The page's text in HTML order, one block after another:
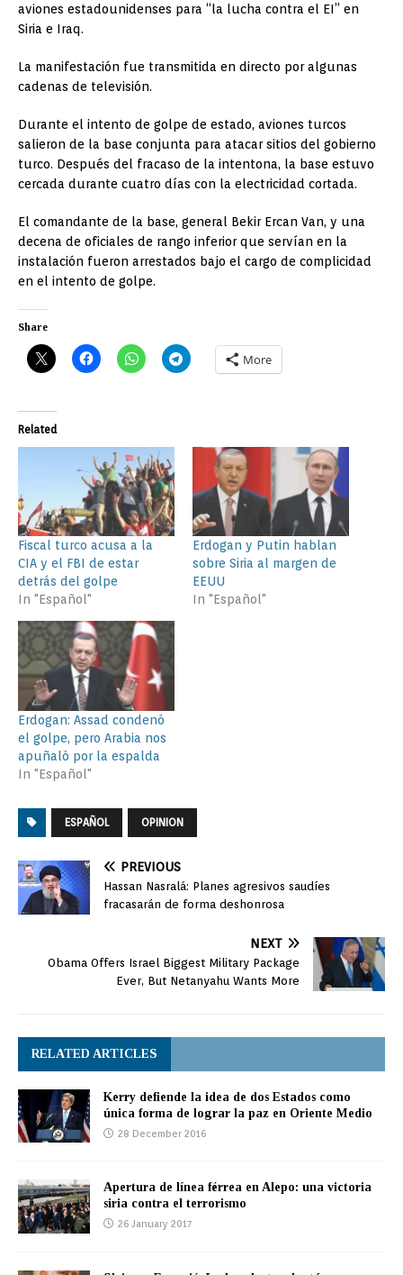
aviones estadounidenses para “la lucha contra el EI” en
Siria e Iraq.
La manifestación fue transmitida en directo por algunas
cadenas de televisión.
Durante el intento de golpe de estado, aviones turcos
salieron de la base conjunta para atacar sitios del gobierno
turco. Después del fracaso de la intentona, la base estuvo
cercada durante cuatro días con la electricidad cortada.
El comandante de la base, general Bekir Ercan Van, y una
decena de oficiales de rango inferior que servían en la
instalación fueron arrestados bajo el cargo de complicidad
en el intento de golpe.
Share
More
Related
Fiscal turco acusa a la
CIA y el FBI de estar
detrás del golpe
In "Español"
Erdogan y Putin hablan
sobre Siria al margen de
EEUU
In "Español"
Erdogan: Assad condenó
el golpe, pero Arabia nos
apuñaló por la espalda
In "Español"
ESPAÑOL OPINION
PREVIOUS
Hassan Nasralá: Planes agresivos saudíes
fracasarán de forma deshonrosa
NEXT
Obama Offers Israel Biggest Military Package
Ever, But Netanyahu Wants More
RELATED ARTICLES
Kerry defiende la idea de dos Estados como
única forma de lograr la paz en Oriente Medio
28 December 2016
Apertura de línea férrea en Alepo: una victoria
siria contra el terrorismo
26 January 2017